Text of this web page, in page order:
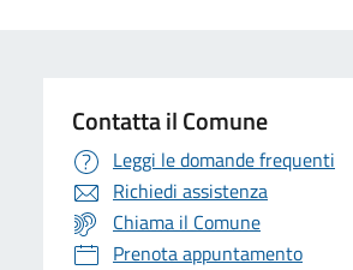
Contatta il Comune
Leggi le domande frequenti
Richiedi assistenza
Chiama il Comune
Prenota appuntamento